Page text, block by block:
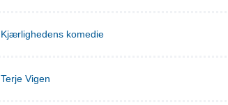
Kjærlighedens komedie
Terje Vigen